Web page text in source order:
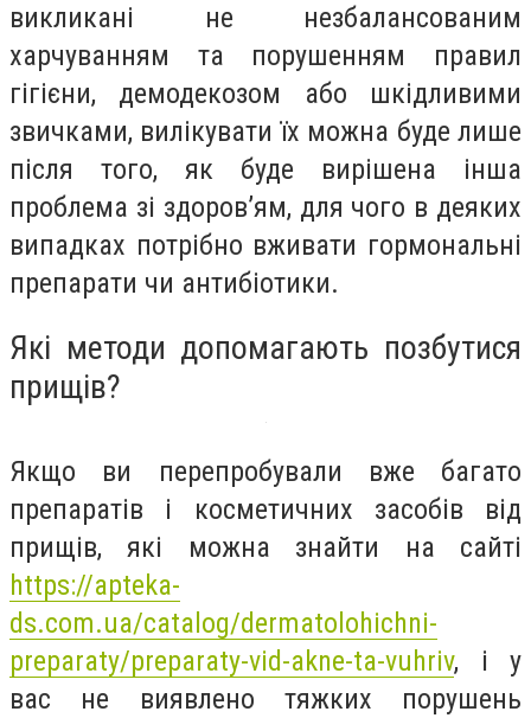
викликані не незбалансованим
харчуванням та порушенням правил
гігієни, демодекозом або шкідливими
звичками, вилікувати їх можна буде лише
після того, як буде вирішена інша
проблема зі здоров’ям, для чого в деяких
випадках потрібно вживати гормональні
препарати чи антибіотики.
Які методи допомагають позбутися
прищів?
Якщо ви перепробували вже багато
препаратів і косметичних засобів від
прищів, які можна знайти на сайті
https://apteka-
ds.com.ua/catalog/dermatolohichni-
preparaty/preparaty-vid-akne-ta-vuhriv, і у
вас не виявлено тяжких порушень